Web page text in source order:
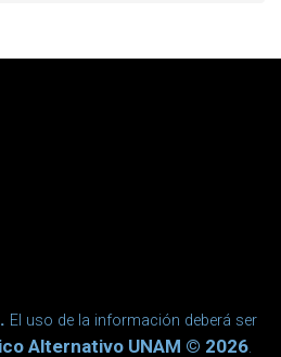
El uso de la información deberá ser
Alternativo UNAM © 2026.